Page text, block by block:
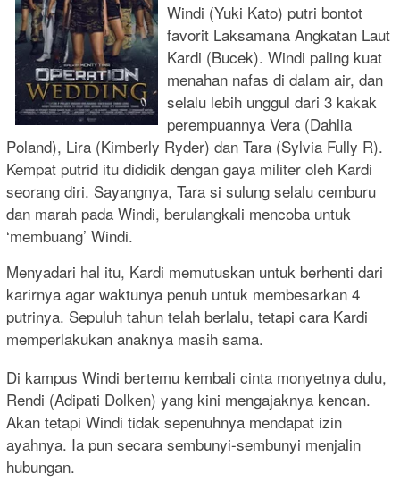
Windi (Yuki Kato) putri bontot
favorit Laksamana Angkatan Laut
Kardi (Bucek). Windi paling kuat
menahan nafas di dalam air, dan
selalu lebih unggul dari 3 kakak
perempuannya Vera (Dahlia
Poland), Lira (Kimberly Ryder) dan Tara (Sylvia Fully R).
Kempat putrid itu dididik dengan gaya militer oleh Kardi
seorang diri. Sayangnya, Tara si sulung selalu cemburu
dan marah pada Windi, berulangkali mencoba untuk
‘membuang’ Windi.
Menyadari hal itu, Kardi memutuskan untuk berhenti dari
karirnya agar waktunya penuh untuk membesarkan 4
putrinya. Sepuluh tahun telah berlalu, tetapi cara Kardi
memperlakukan anaknya masih sama.
Di kampus Windi bertemu kembali cinta monyetnya dulu,
Rendi (Adipati Dolken) yang kini mengajaknya kencan.
Akan tetapi Windi tidak sepenuhnya mendapat izin
ayahnya. Ia pun secara sembunyi-sembunyi menjalin
hubungan.